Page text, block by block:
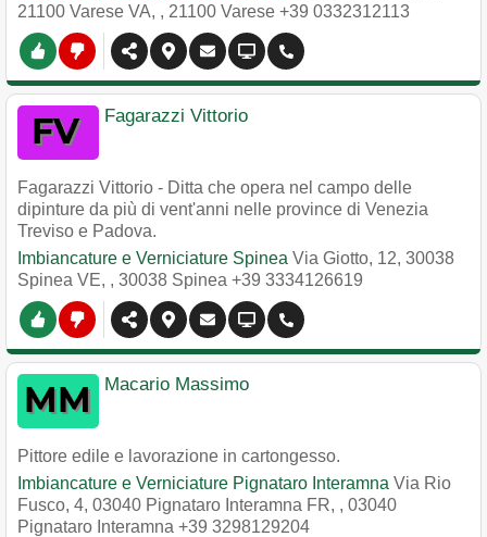
21100 Varese VA, , 21100 Varese +39 0332312113
Fagarazzi Vittorio
Fagarazzi Vittorio - Ditta che opera nel campo delle
dipinture da più di vent'anni nelle province di Venezia
Treviso e Padova.
Imbiancature e Verniciature Spinea Via Giotto, 12, 30038
Spinea VE, , 30038 Spinea +39 3334126619
Macario Massimo
Pittore edile e lavorazione in cartongesso.
Imbiancature e Verniciature Pignataro Interamna Via Rio
Fusco, 4, 03040 Pignataro Interamna FR, , 03040
Pignataro Interamna +39 3298129204